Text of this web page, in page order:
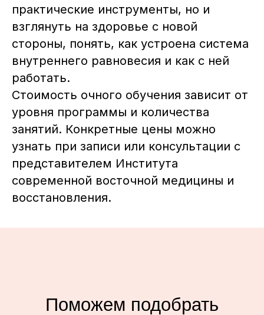
практические инструменты, но и
взглянуть на здоровье с новой
стороны, понять, как устроена система
внутреннего равновесия и как с ней
работать.
Стоимость очного обучения зависит от
уровня программы и количества
занятий. Конкретные цены можно
узнать при записи или консультации с
представителем Института
современной восточной медицины и
восстановления.
Сведения об образовательной
организации
Лицензия на осуществление
№ЛО35–01255–50/01908337
ИП Артём Александрович Тен
ИНН 753616733820
ОГРН 32350810042500
реестре 77-25-397588
Политика конфиденциальности
Договор-оферта
Декларация качества,
безопасности и экологичности
Как добраться